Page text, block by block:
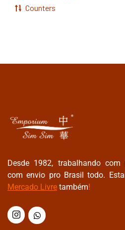
Counters
Desde 1982, trabalhando
com envio pro Brasil todo.
Mercado Livre também!